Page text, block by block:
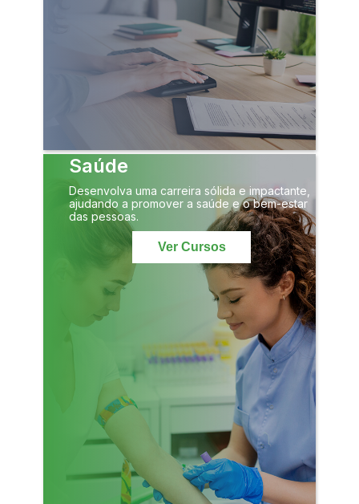
Saúde
Desenvolva uma carreira sólida e impactante,
ajudando a promover a saúde e o bem-estar
das pessoas.
Ver Cursos